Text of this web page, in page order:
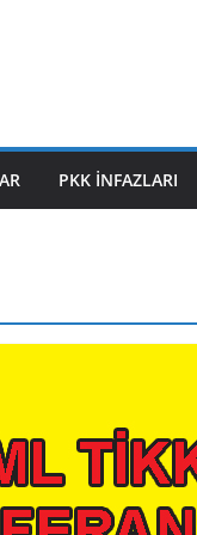
PKK İNFAZLARI